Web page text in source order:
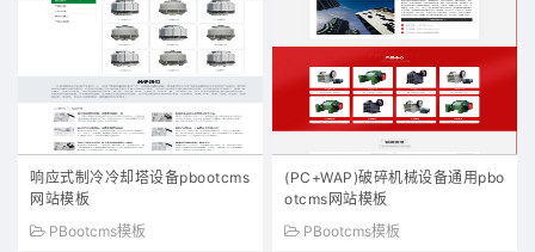
响应式制冷冷却塔设备pbootcms
网站模板
PBootcms模板
(PC+WAP)破碎机械设备通用pbo
otcms网站模板
PBootcms模板